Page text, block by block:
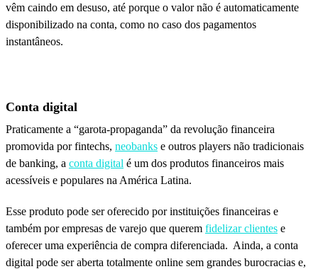
vêm caindo em desuso, até porque o valor não é automaticamente
disponibilizado na conta, como no caso dos pagamentos
instantâneos.
Conta digital
Praticamente a “garota-propaganda” da revolução financeira
promovida por fintechs, neobanks e outros players não tradicionais
de banking, a conta digital é um dos produtos financeiros mais
acessíveis e populares na América Latina.
Esse produto pode ser oferecido por instituições financeiras e
também por empresas de varejo que querem fidelizar clientes e
oferecer uma experiência de compra diferenciada. Ainda, a conta
digital pode ser aberta totalmente online sem grandes burocracias e,